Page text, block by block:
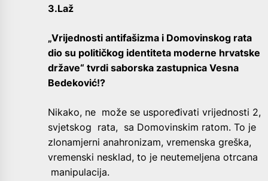
3.Laž
„Vrijednosti antifašizma i Domovinskog rata
dio su političkog identiteta moderne hrvatske
države“ tvrdi saborska zastupnica Vesna
Bedeković!?
Nikako, ne može se uspoređivati vrijednosti 2,
svjetskog rata, sa Domovinskim ratom. To je
zlonamjerni anahronizam, vremenska greška,
vremenski nesklad, to je neutemeljena otrcana
manipulacija.